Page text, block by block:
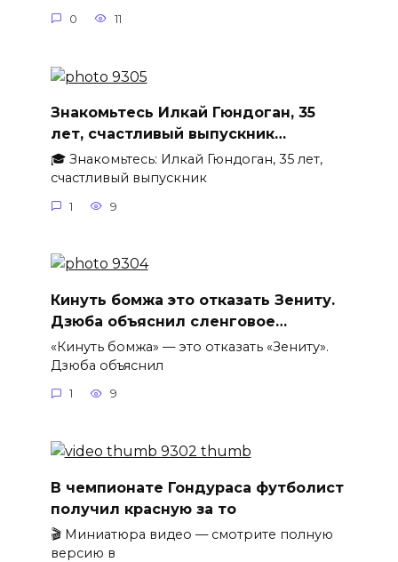
0 11
Знакомьтесь Илкай Гюндоган, 35
лет, счастливый выпускник…
🎓 Знакомьтесь: Илкай Гюндоган, 35 лет,
счастливый выпускник
1 9
Кинуть бомжа это отказать Зениту.
Дзюба объяснил сленговое…
«Кинуть бомжа» — это отказать «Зениту».
Дзюба объяснил
1 9
В чемпионате Гондураса футболист
получил красную за то
🎬 Миниатюра видео — смотрите полную
версию в